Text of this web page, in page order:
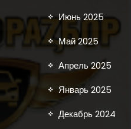
Июнь 2025
Май 2025
Апрель 2025
Январь 2025
Декабрь 2024